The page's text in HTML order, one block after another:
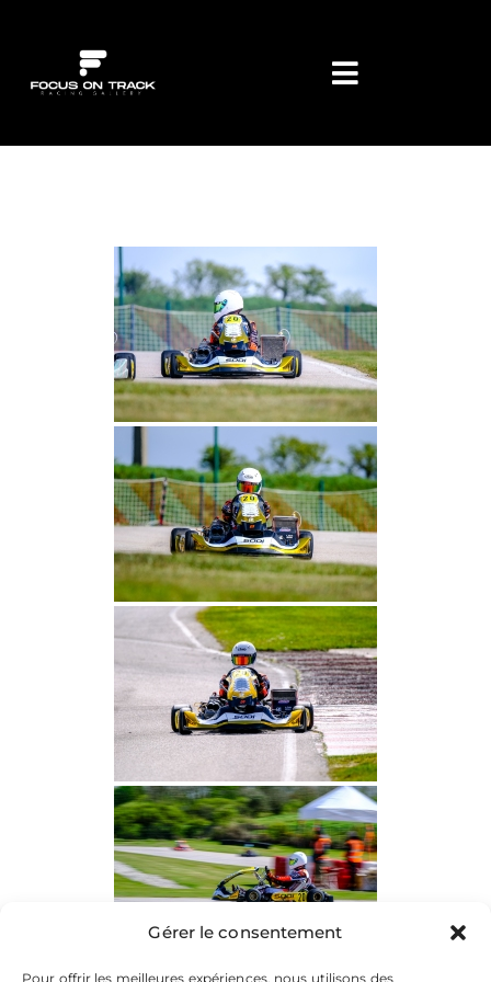
Gérer le consentement
Pour offrir les meilleures expériences, nous utilisons des